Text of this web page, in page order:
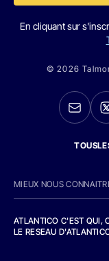
En cliquant sur
© 2026
MIEUX NOUS
ATLANTICO C'EST QUI,
LE RESEAU